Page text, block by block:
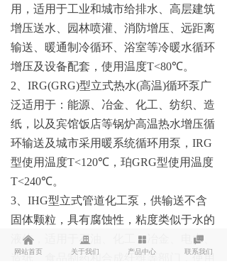
用，适用于工业和城市给排水、高层建筑
增压送水、园林喷灌、消防增压、远距离
输送、暖通制冷循环、浴室等冷暖水循环
增压及设备配套，使用温度T<80℃。
2、IRG(GRG)型立式热水(高温)循环泵广
泛适用于：能源、冶金、化工、纺织、造
纸，以及宾馆饭店等锅炉高温热水增压循
环输送及城市采用暖系统循环用泵，IRG
型使用温度T<120℃，珀GRG型使用温度
T<240℃。
3、IHG型立式管道化工泵，供输送不含
固体颗粒，具有腐蚀性，粘度类似于水的
液体，适用于石油、化工、冶金、电力、
造纸、食品制药和合成纤维等部门，使用
낀
网站首页
끉
关于我们
넒
产品中心

联系我们